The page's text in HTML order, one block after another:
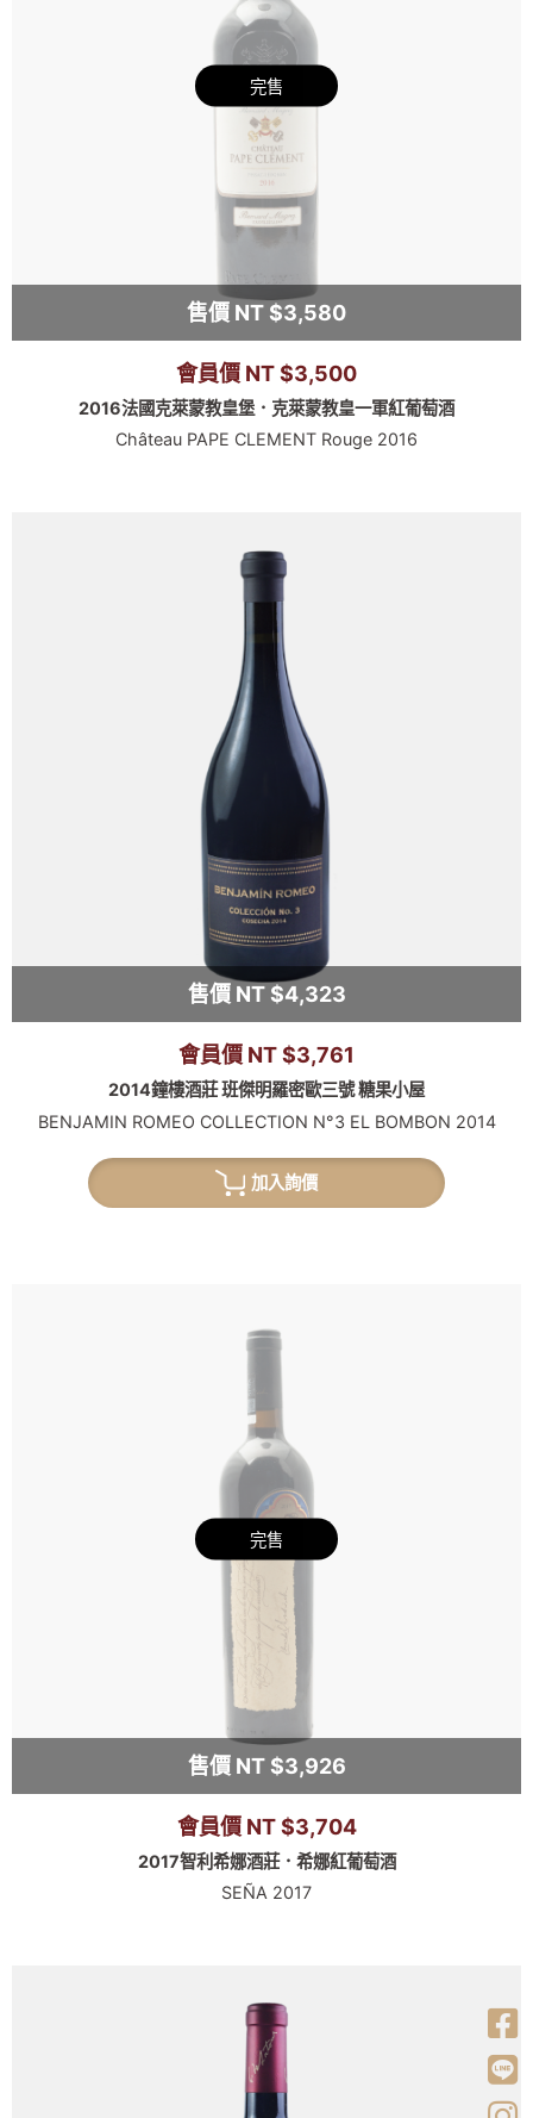
完售
售價 NT $3,580
會員價 NT $3,500
2016法國克萊蒙教皇堡．克萊蒙教皇一軍紅葡萄酒
Château PAPE CLEMENT Rouge 2016
售價 NT $4,323
會員價 NT $3,761
2014鐘樓酒莊 班傑明羅密歐三號 糖果小屋
BENJAMIN ROMEO COLLECTION N°3 EL BOMBON 2014
加入詢價
完售
售價 NT $3,926
會員價 NT $3,704
2017智利希娜酒莊．希娜紅葡萄酒
SEÑA 2017